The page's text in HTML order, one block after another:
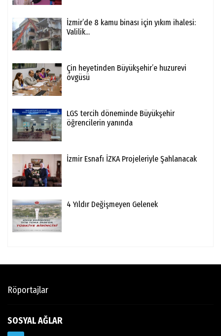
İzmir’de 8 kamu binası için yıkım ihalesi:
Valilik...
Çin heyetinden Büyükşehir’e huzurevi
övgüsü
LGS tercih döneminde Büyükşehir
öğrencilerin yanında
İzmir Esnafı İZKA Projeleriyle Şahlanacak
4 Yıldır Değişmeyen Gelenek
Röportajlar
SOSYAL AĞLAR